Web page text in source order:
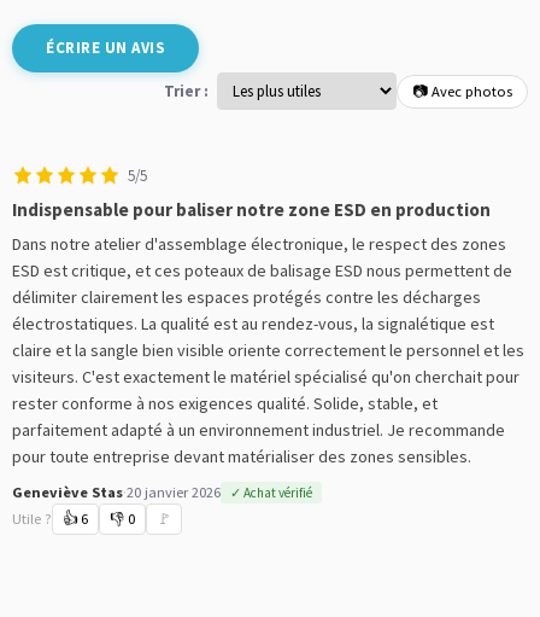
ÉCRIRE UN AVIS
Trier : 📷 Avec photos
5/5
Indispensable pour baliser notre zone ESD en production
Dans notre atelier d'assemblage électronique, le respect des zones
ESD est critique, et ces poteaux de balisage ESD nous permettent de
délimiter clairement les espaces protégés contre les décharges
électrostatiques. La qualité est au rendez-vous, la signalétique est
claire et la sangle bien visible oriente correctement le personnel et les
visiteurs. C'est exactement le matériel spécialisé qu'on cherchait pour
rester conforme à nos exigences qualité. Solide, stable, et
parfaitement adapté à un environnement industriel. Je recommande
pour toute entreprise devant matérialiser des zones sensibles.
Geneviève Stas·20 janvier 2026 ✓ Achat vérifié
Utile ? 👍6 👎 0 🚩